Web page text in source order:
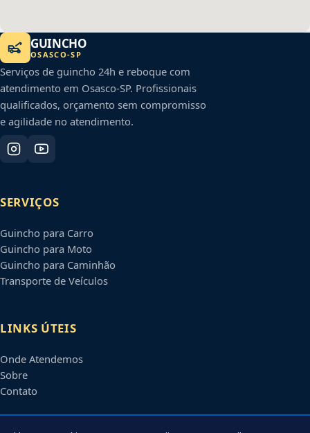
GUINCHO
OSASCO-SP
Serviços de guincho 24h e reboque com
atendimento em Osasco-SP. Profissionais
qualificados, orçamento sem compromisso
e agilidade no atendimento.
SERVIÇOS
Guincho para Carro
Guincho para Moto
Guincho para Caminhão
Transporte de Veículos
LINKS ÚTEIS
Onde Atendemos
Sobre
Contato